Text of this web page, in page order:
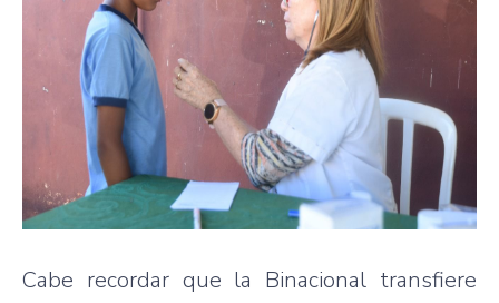
Cabe recordar que la Binacional transfiere